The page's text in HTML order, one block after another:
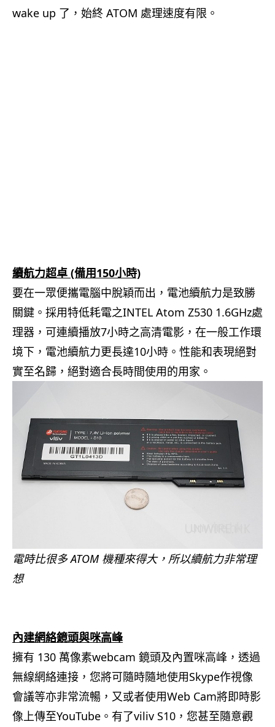
wake up 了，始終 ATOM 處理速度有限。
續航力超卓 (備用150小時)
要在一眾便攜電腦中脫穎而出，電池續航力是致勝
關鍵。採用特低耗電之INTEL Atom Z530 1.6GHz處
理器，可連續播放7小時之高清電影，在一般工作環
境下，電池續航力更長達10小時。性能和表現絕對
實至名歸，絕對適合長時間使用的用家。
電時比很多 ATOM 機種來得大，所以續航力非常理
想
內建網絡鏡頭與咪高峰
擁有 130 萬像素webcam 鏡頭及內置咪高峰，透過
無線網絡連接，您將可隨時隨地使用Skype作視像
會議等亦非常流暢，又或者使用Web Cam將即時影
像上傳至YouTube。有了viliv S10，您甚至隨意觀